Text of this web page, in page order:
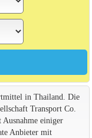
in Thailand. Die
Transport Co.
einiger
Anbieter mit